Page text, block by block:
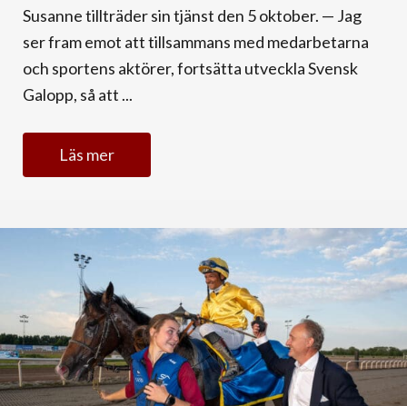
Susanne tillträder sin tjänst den 5 oktober. — Jag
ser fram emot att tillsammans med medarbetarna
och sportens aktörer, fortsätta utveckla Svensk
Galopp, så att ...
Läs mer